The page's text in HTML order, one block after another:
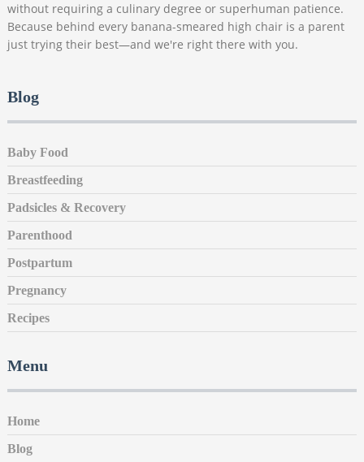
without requiring a culinary degree or superhuman patience.
Because behind every banana-smeared high chair is a parent
just trying their best—and we're right there with you.
Blog
Baby Food
Breastfeeding
Padsicles & Recovery
Parenthood
Postpartum
Pregnancy
Recipes
Menu
Home
Blog